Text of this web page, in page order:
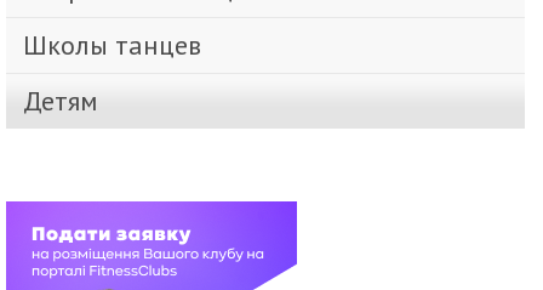
Школы танцев
Детям